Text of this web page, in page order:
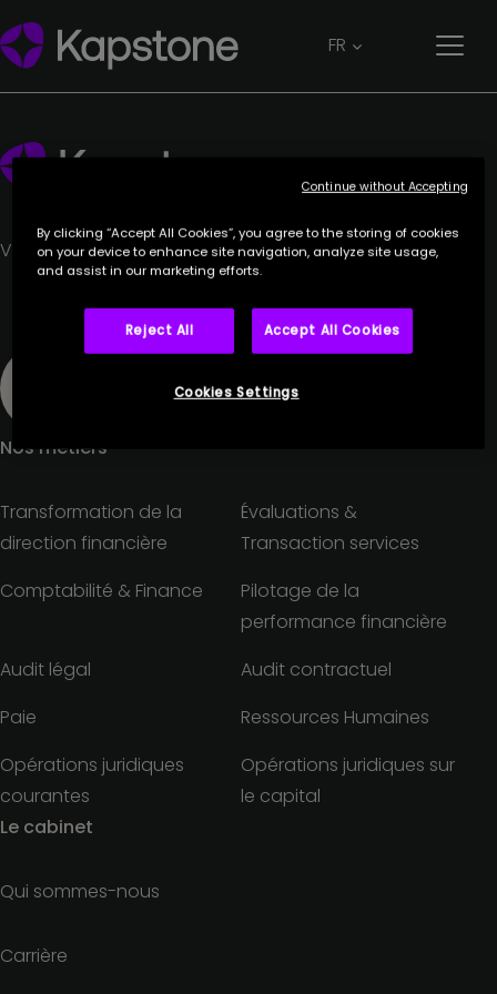
FR
6 juillet 2023
Votre partenaire de confiance.
Nos métiers
Transformation de la
direction financière
Évaluations &
Transaction services
Comptabilité & Finance
Pilotage de la
performance financière
Audit légal
Audit contractuel
Paie
Ressources Humaines
Opérations juridiques
courantes
Opérations juridiques sur
le capital
Le cabinet
Qui sommes-nous
Carrière
By clicking “Accept All Cookies”, you agree to the storing of cookies
on your device to enhance site navigation, analyze site usage,
and assist in our marketing efforts.
Reject All Accept All Cookies
Cookies Settings
Continue without Accepting